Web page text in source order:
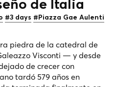
de Italia
#3 days #Piazza Gae Aulenti
piedra de la catedral de
Visconti — y desde
de crecer con
tardó 579 años en